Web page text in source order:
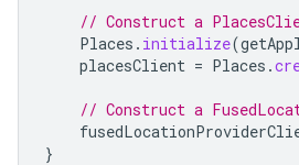
// Construct a
Places . initialize(
placesClient = Places .
// Construct a
}